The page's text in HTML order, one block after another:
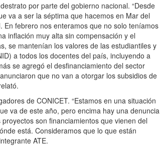
por parte del gobierno nacional. “Desde
va a ser la séptima que hacemos en Mar del
En febrero nos enteramos que no solo teníamos
inflación muy alta sin compensación y el
se mantenían los valores de las estudiantiles y
a todos los docentes del país, incluyendo a
se agregó el desfinanciamiento del sector
que no van a otorgar los subsidios de
de CONICET. “Estamos en una situación
va de este año, pero encima hay una denuncia
son financiamientos que vienen del
está. Consideramos que lo que están
ATE.